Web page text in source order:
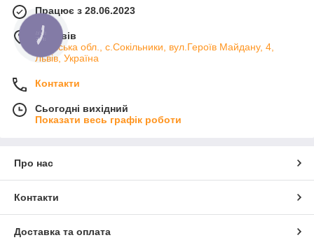
Працює з 28.06.2023
м. Львів
Львівська обл., с.Сокільники, вул.Героїв Майдану, 4,
Львів, Україна
Контакти
Сьогодні вихідний
Показати весь графік роботи
Про нас
Контакти
Доставка та оплата
КНОПКА
ЗВ'ЯЗКУ